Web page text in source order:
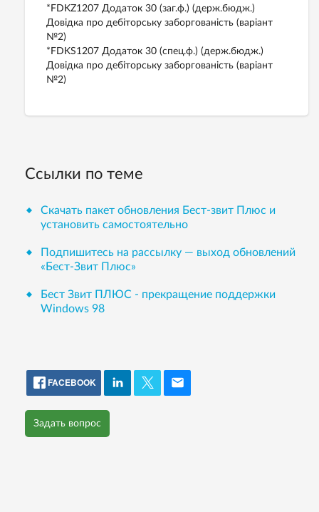
*FDKZ1207 Додаток 30 (заг.ф.) (держ.бюдж.)
Довідка про дебіторську заборгованість (варіант
№2)
*FDKS1207 Додаток 30 (спец.ф.) (держ.бюдж.)
Довідка про дебіторську заборгованість (варіант
№2)
Ссылки по теме
Скачать пакет обновления Бест-звит Плюс и
установить самостоятельно
Подпишитесь на рассылку — выход обновлений
«Бест-Звит Плюс»
Бест Звит ПЛЮС - прекращение поддержки
Windows 98
FACEBOOK
Задать вопрос